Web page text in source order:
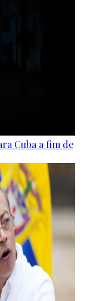
Cuba a fim de